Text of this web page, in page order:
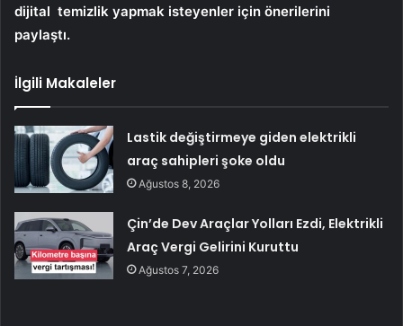
dijital temizlik yapmak isteyenler için önerilerini
paylaştı.
İlgili Makaleler
Lastik değiştirmeye giden elektrikli
araç sahipleri şoke oldu
Ağustos 8, 2026
Çin’de Dev Araçlar Yolları Ezdi, Elektrikli
Araç Vergi Gelirini Kuruttu
Ağustos 7, 2026